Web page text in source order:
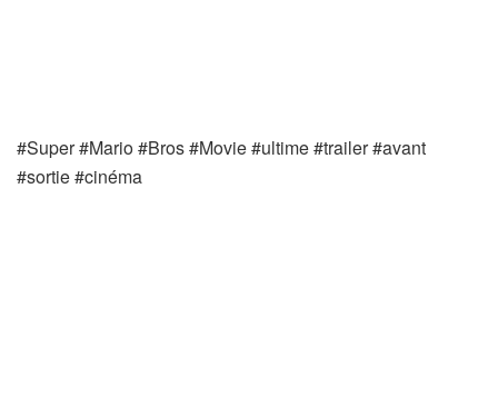
#Super #Mario #Bros #Movie #ultime #trailer #avant
#sortie #cinéma